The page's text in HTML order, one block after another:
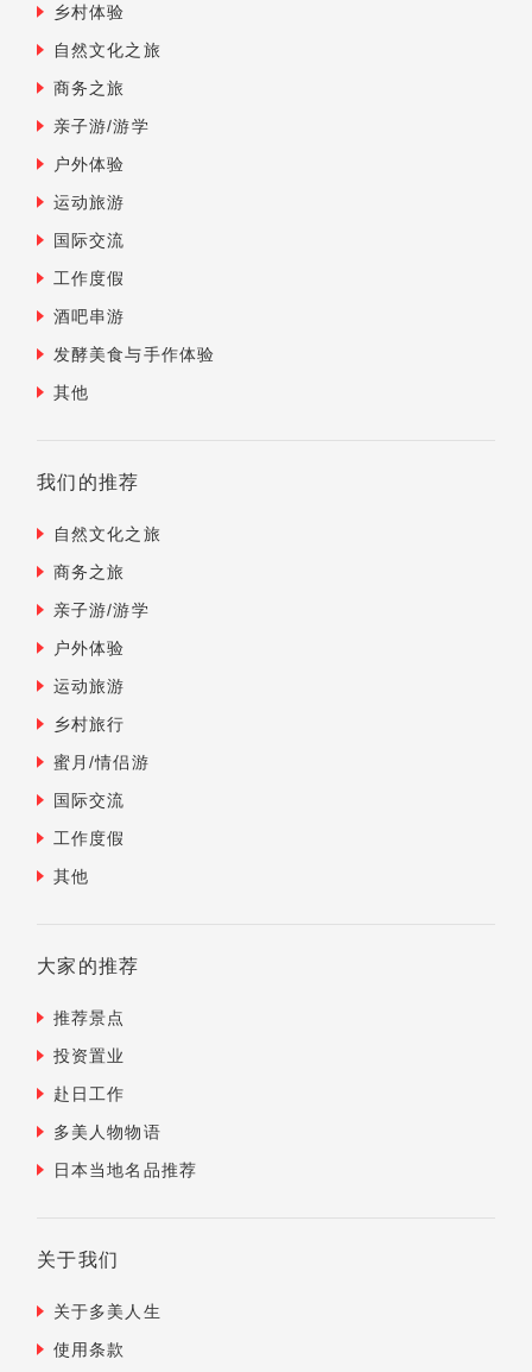
乡村体验
自然文化之旅
商务之旅
亲子游/游学
户外体验
运动旅游
国际交流
工作度假
酒吧串游
发酵美食与手作体验
其他
我们的推荐
自然文化之旅
商务之旅
亲子游/游学
户外体验
运动旅游
乡村旅行
蜜月/情侣游
国际交流
工作度假
其他
大家的推荐
推荐景点
投资置业
赴日工作
多美人物物语
日本当地名品推荐
关于我们
关于多美人生
使用条款